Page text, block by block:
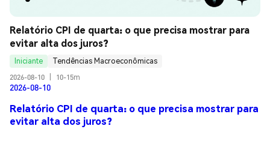
Relatório CPI de quarta: o que precisa mostrar para
evitar alta dos juros?
Iniciante
Tendências Macroeconômicas
2026-08-10
10-15m
2026-08-10
Relatório CPI de quarta: o que precisa mostrar para
evitar alta dos juros?